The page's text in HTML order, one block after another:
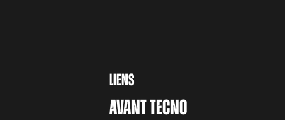
LIENS
AVANT TECNO